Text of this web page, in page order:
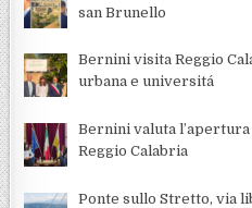
san Brunello
Bernini visita Reggio
urbana e universitá
Bernini valuta
Reggio Calabria
Ponte sullo Stretto, via